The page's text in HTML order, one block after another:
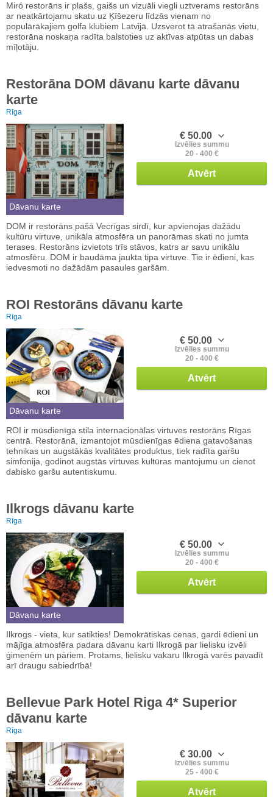
Miró restorāns ir plašs, gaišs un vizuāli viegli uztverams restorāns
ar neatkārtojamu skatu uz Ķīšezeru līdzās vienam no
populārākajiem golfa klubiem Latvijā. Uzsverot tā atrašanās vietu,
restorāna noskaņa radīta balstoties uz aktīvas atpūtas un dabas
mīļotāju.
Restorāna DOM dāvanu karte dāvanu
karte
Rīga
Dāvanu karte
€ 50.00
Izvēlies summu
20 - 400 €
Atvērt
DOM ir restorāns pašā Vecrīgas sirdī, kur apvienojas dažādu
kultūru virtuve, unikāla atmosfēra un panorāmas skati no jumta
terases. Restorāns izvietots trīs stāvos, katrs ar savu unikālu
atmosfēru. DOM ir baudāma jaukta tipa virtuve. Tie ir ēdieni, kas
iedvesmoti no dažādām pasaules garšām.
ROI Restorāns dāvanu karte
Rīga
Dāvanu karte
€ 50.00
Izvēlies summu
20 - 400 €
Atvērt
ROI ir mūsdienīga stila internacionālas virtuves restorāns Rīgas
centrā. Restorānā, izmantojot mūsdienīgas ēdiena gatavošanas
tehnikas un augstākās kvalitātes produktus, tiek radīta garšu
simfonija, godinot augstās virtuves kultūras mantojumu un cienot
dabisko garšu autentiskumu.
Ilkrogs dāvanu karte
Rīga
Dāvanu karte
€ 50.00
Izvēlies summu
20 - 400 €
Atvērt
Ilkrogs - vieta, kur satikties! Demokrātiskas cenas, gardi ēdieni un
mājīga atmosfēra padara dāvanu karti Ilkrogā par lielisku izvēli
ģimenēm un pāriem. Protams, lielisku vakaru Ilkrogā varēs pavadīt
arī draugu sabiedrībā!
Bellevue Park Hotel Riga 4* Superior
dāvanu karte
Rīga
€ 30.00
Izvēlies summu
25 - 400 €
Atvērt